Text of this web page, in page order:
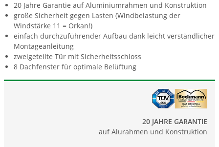
20 Jahre Garantie auf Aluminiumrahmen und Konstruktion
große Sicherheit gegen Lasten (Windbelastung der
Windstärke 11 = Orkan!)
einfach durchzuführender Aufbau dank leicht verständlicher
Montageanleitung
zweigeteilte Tür mit Sicherheitsschloss
8 Dachfenster für optimale Belüftung
20 JAHRE GARANTIE
auf Alurahmen und Konstruktion